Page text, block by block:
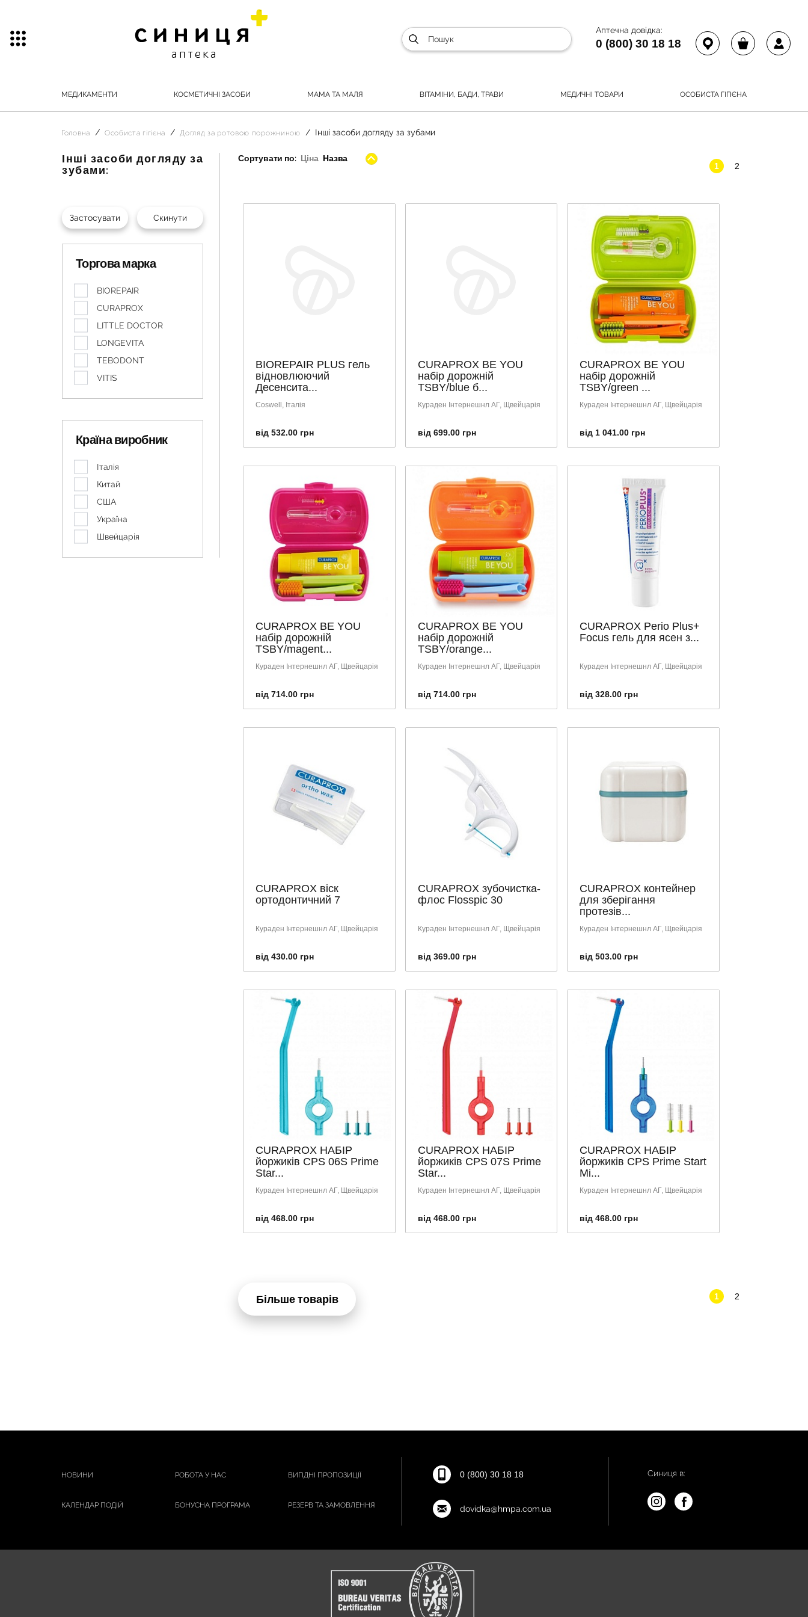
Аптечна довідка:
0 (800) 30 18 18
МЕДИКАМЕНТИ КОСМЕТИЧНІ ЗАСОБИ МАМА ТА МАЛЯ ВІТАМІНИ, БАДИ, ТРАВИ МЕДИЧНІ ТОВАРИ ОСОБИСТА ГІГІЄНА
Головна Особиста гігієна Догляд за ротовою порожниною Інші засоби догляду за зубами
Інші засоби догляду за
зубами:
Торгова марка
BIOREPAIR
CURAPROX
LITTLE DOCTOR
LONGEVITA
TEBODONT
VITIS
Країна виробник
Італія
Китай
США
Україна
Швейцарія
Сортувати по: Ціна Назва
1
2
BIOREPAIR PLUS гель
відновлюючий
Десенсита...
Coswell, Італія
від 532.00 грн
CURAPROX BE YOU
набір дорожній
TSBY/blue б...
Кураден Інтернешнл АГ, Щвейцарія
від 699.00 грн
CURAPROX BE YOU
набір дорожній
TSBY/green ...
Кураден Інтернешнл АГ, Щвейцарія
від 1 041.00 грн
CURAPROX BE YOU
набір дорожній
TSBY/magent...
Кураден Інтернешнл АГ, Щвейцарія
від 714.00 грн
CURAPROX BE YOU
набір дорожній
TSBY/orange...
Кураден Інтернешнл АГ, Щвейцарія
від 714.00 грн
CURAPROX Perio Plus+
Focus гель для ясен з...
Кураден Інтернешнл АГ, Щвейцарія
від 328.00 грн
CURAPROX віск
ортодонтичний 7
Кураден Інтернешнл АГ, Щвейцарія
від 430.00 грн
CURAPROX зубочистка-
флос Flosspic 30
Кураден Інтернешнл АГ, Щвейцарія
від 369.00 грн
CURAPROX контейнер
для зберігання
протезів...
Кураден Інтернешнл АГ, Щвейцарія
від 503.00 грн
CURAPROX НАБІР
йоржиків CPS 06S Prime
Star...
Кураден Інтернешнл АГ, Щвейцарія
від 468.00 грн
CURAPROX НАБІР
йоржиків CPS 07S Prime
Star...
Кураден Інтернешнл АГ, Щвейцарія
від 468.00 грн
CURAPROX НАБІР
йоржиків CPS Prime Start
Mi...
Кураден Інтернешнл АГ, Щвейцарія
від 468.00 грн
Більше товарів 1 2
НОВИНИ РОБОТА У НАС ВИГІДНІ ПРОПОЗИЦІЇ
КАЛЕНДАР ПОДІЙ БОНУСНА ПРОГРАМА РЕЗЕРВ ТА ЗАМОВЛЕННЯ
0 (800) 30 18 18
dovidka@hmpa.com.ua
Синиця в: